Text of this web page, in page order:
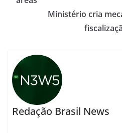
Ministério cria
Redação Brasil News